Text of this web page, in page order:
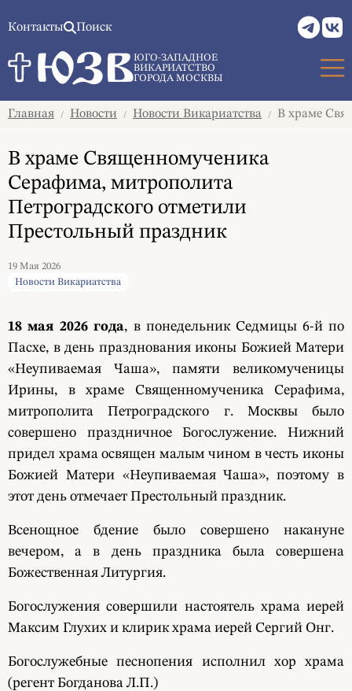
Контакты Поиск
ЮГО-ЗАПАДНОЕ
ВИКАРИАТСТВО
ГОРОДА МОСКВЫ
Главная / Новости / Новости Викариатства / В храме
В храме Священномученика
Серафима, митрополита
Петроградского отметили
Престольный праздник
19 Мая 2026
Новости Викариатства
18 мая 2026 года, в понедельник Седмицы 6-й по
Пасхе, в день празднования иконы Божией Матери
«Неупиваемая Чаша», памяти великомученицы
Ирины, в храме Священномученика Серафима,
митрополита Петроградского г. Москвы было
совершено праздничное Богослужение. Нижний
придел храма освящен малым чином в честь иконы
Божией Матери «Неупиваемая Чаша», поэтому в
этот день отмечает Престольный праздник.
Всенощное бдение было совершено накануне
вечером, а в день праздника была совершена
Божественная Литургия.
Богослужения совершили настоятель храма иерей
Максим Глухих и клирик храма иерей Сергий Онг.
Богослужебные песнопения исполнил хор храма
(регент Богданова Л.П.)